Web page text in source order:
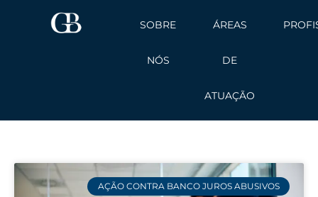
SOBRE
NÓS
ÁREAS
DE
ATUAÇÃO
AÇÃO CONTRA BANCO JUROS ABUSIVOS